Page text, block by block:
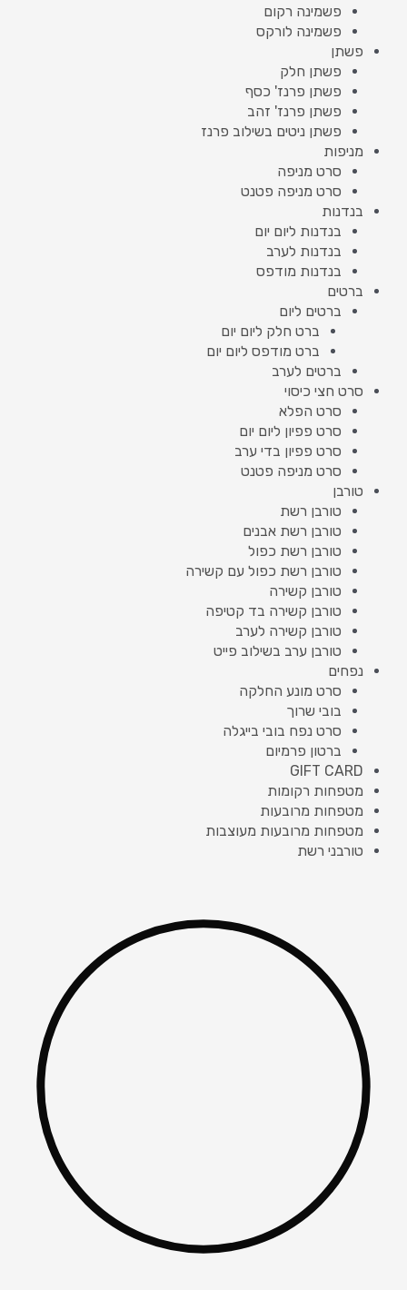
פשמינה רקום
פשמינה לורקס
פשתן
פשתן חלק
פשתן פרנז' כסף
פשתן פרנז' זהב
פשתן ניטים בשילוב פרנז
מניפות
סרט מניפה
סרט מניפה פטנט
בנדנות
בנדנות ליום יום
בנדנות לערב
בנדנות מודפס
ברטים
ברטים ליום
ברט חלק ליום יום
ברט מודפס ליום יום
ברטים לערב
סרט חצי כיסוי
סרט הפלא
סרט פפיון ליום יום
סרט פפיון בדי ערב
סרט מניפה פטנט
טורבן
טורבן רשת
טורבן רשת אבנים
טורבן רשת כפול
טורבן רשת כפול עם קשירה
טורבן קשירה
טורבן קשירה בד קטיפה
טורבן קשירה לערב
טורבן ערב בשילוב פייט
נפחים
סרט מונע החלקה
בובי שרוך
סרט נפח בובי בייגלה
ברטון פרמיום
GIFT CARD
מטפחות רקומות
מטפחות מרובעות
מטפחות מרובעות מעוצבות
טורבני רשת